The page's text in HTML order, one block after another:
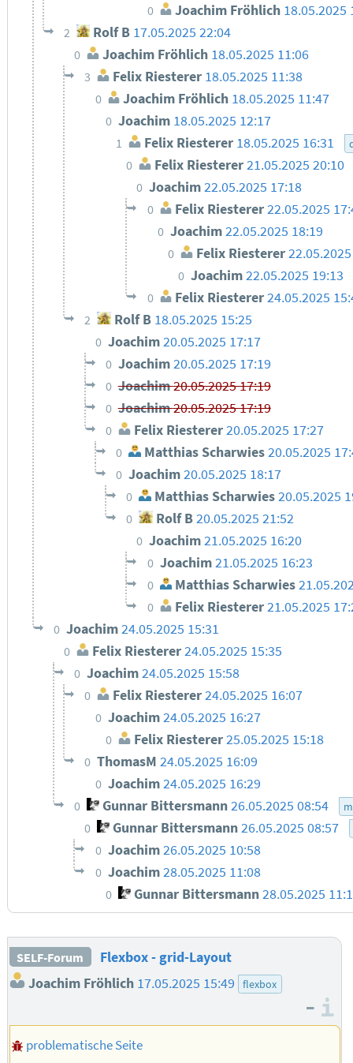
0 Joachim Fröhlich 18.05.2025
2 Rolf B 17.05.2025 22:04
0 Joachim Fröhlich 18.05.2025 11:06
3 Felix Riesterer 18.05.2025 11:38
0 Joachim Fröhlich 18.05.2025 11:47
0 Joachim 18.05.2025 12:17
1 Felix Riesterer 18.05.2025 16:31
0 Felix Riesterer21.05.2025 20:10
0 Joachim22.05.2025 17:18
0 Felix Riesterer22.05.2025
0 Joachim22.05.2025 18:19
0 Felix Riesterer
0 Joachim22.05.2025 19:13
0 Felix Riesterer24.05.2025
2 Rolf B 18.05.2025 15:25
0 Joachim20.05.2025 17:17
0 Joachim20.05.2025 17:19
0 Joachim20.05.2025 17:19
0 Joachim20.05.2025 17:19
0 Felix Riesterer 20.05.2025 17:27
0 Matthias Scharwies20.05.2025
0 Joachim20.05.2025 18:17
0 Matthias Scharwies20.05.2025
0 Rolf B20.05.2025 21:52
0 Joachim21.05.2025 16:20
0 Joachim21.05.2025 16:23
0 Matthias Scharwies
0 Felix Riesterer21.05.2025
0 Joachim24.05.2025 15:31
0 Felix Riesterer24.05.2025 15:35
0 Joachim24.05.2025 15:58
0 Felix Riesterer24.05.2025 16:07
0 Joachim24.05.2025 16:27
0 Felix Riesterer 25.05.2025 15:18
0 ThomasM24.05.2025 16:09
0 Joachim24.05.2025 16:29
0 Gunnar Bittersmann26.05.2025 08:54
0 Gunnar Bittersmann26.05.2025 08:57
0 Joachim26.05.2025 10:58
0 Joachim28.05.2025 11:08
0 Gunnar Bittersmann 28.05.2025
SELF-Forum
Flexbox - grid-Layout
Joachim Fröhlich 17.05.2025 15:49 flexbox
–
problematische Seite